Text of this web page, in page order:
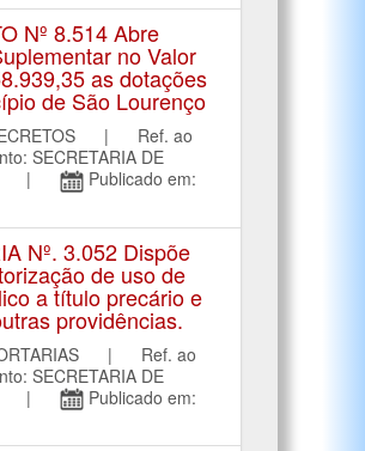
Nº 8.514 Abre
no Valor
as dotações
de São Lourenço
| Ref. ao
SECRETARIA DE
|
Publicado em:
Nº. 3.052 Dispõe
de uso de
a título precário e
providências.
| Ref. ao
SECRETARIA DE
|
Publicado em: